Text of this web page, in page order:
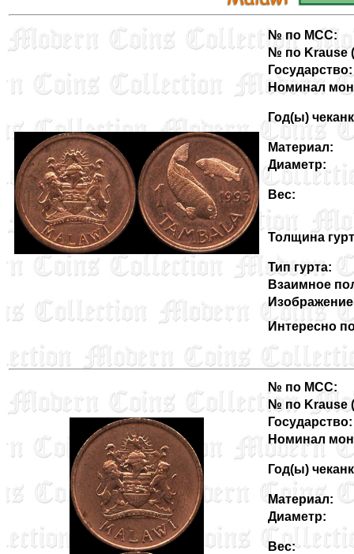
№ по MCC:
№ по Krause
Государство:
Номинал
Год(ы)
Материал:
Диаметр:
Вес:
Толщина
Тип гурта:
Взаимное
Интересно
№ по MCC:
№ по Krause
Государство:
Номинал
Год(ы)
Материал:
Диаметр:
Вес: